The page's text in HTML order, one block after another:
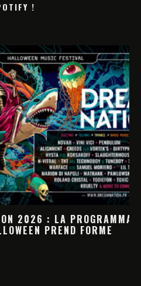
!
: LA PROGRAMMATION
PREND FORME